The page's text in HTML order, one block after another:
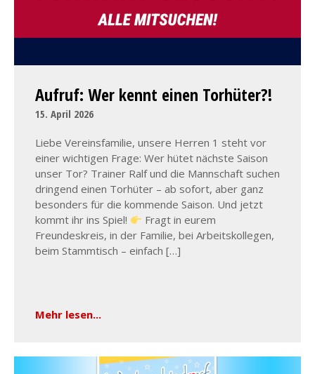
Aufruf: Wer kennt einen Torhüter?!
15. April 2026
Liebe Vereinsfamilie, unsere Herren 1 steht vor
einer wichtigen Frage: Wer hütet nächste Saison
unser Tor? Trainer Ralf und die Mannschaft suchen
dringend einen Torhüter – ab sofort, aber ganz
besonders für die kommende Saison. Und jetzt
kommt ihr ins Spiel!
Fragt in eurem
Freundeskreis, in der Familie, bei Arbeitskollegen,
beim Stammtisch – einfach […]
Mehr lesen...